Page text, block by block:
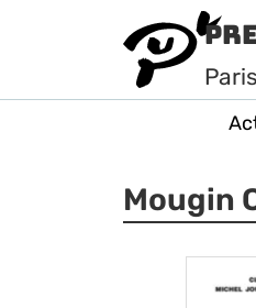
Paris
Mougin